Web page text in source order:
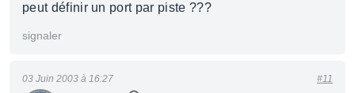
peut définir un port par piste ???
signaler
03 Juin 2003 à 16:27 #11